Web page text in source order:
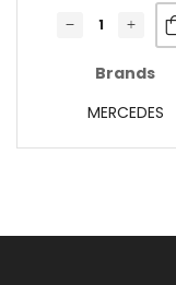
Brands
MERCEDES